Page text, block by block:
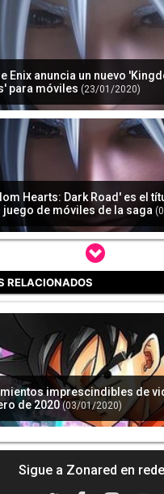
Enix anuncia un nuevo
para móviles (23/01/2020)
Hearts: Dark Road' es el
juego de móviles de la saga
suena más fuerte la serie de
Hearts' para Disney+ (27/
está perdido con los ports
Hearts' en Nintendo Switch
RELACIONADOS
imprescindibles de
de 2020 (03/01/2020)
Sigue a Zonared en